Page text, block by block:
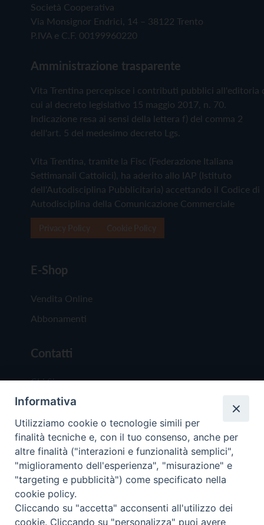
Società Cooperativa
Via Monsignor Endrici, 14 – 38122 Trento
P.IVA e C.F. 00199960220
Amministrazione trasparente
Vita Trentina percepisce i contributi pubblici all'editoria
cui al decreto legislativo 15 maggio 2017, n. 70.
Indicazione resa ai sensi della lettera f) del comma 2
dell'art. 5 del medesimo decreto Lgs.
Vita Trentina, tramite la Fisc (Federazione Italiana
Settimanali Cattolici), ha aderito allo IAP (Istituto
dell'Autodisciplina Pubblicitaria) accettando il Codice di
Autodisciplina della Comunicazione Commerciale
E-Shop
Vendita Online
Abbonamenti
Contatti
Chi Siamo
Redazione
Scrivici
Copyright © 2019 - Tutti i diritti riservati - Vita
Trentina Editrice
Informativa
Utilizziamo cookie o tecnologie simili per
finalità tecniche e, con il tuo consenso, anche per
altre finalità ("interazioni e funzionalità semplici",
"miglioramento dell'esperienza", "misurazione" e
"targeting e pubblicità") come specificato nella
cookie policy.
Cliccando su "accetta" acconsenti all'utilizzo dei
cookie. Cliccando su "personalizza" puoi avere